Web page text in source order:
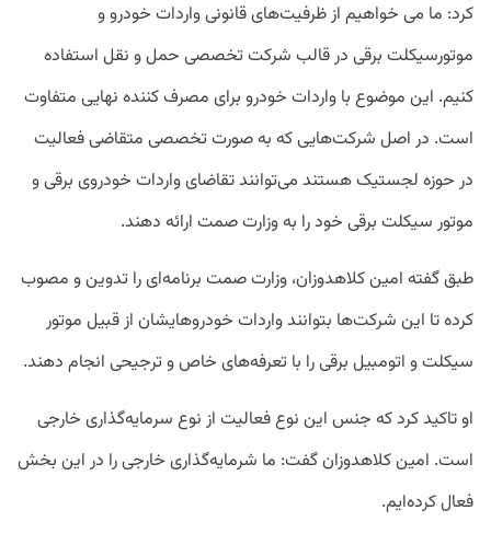
کرد: ما می خواهیم از ظرفیت‌های قانونی واردات خودرو و
موتورسیکلت برقی در قالب شرکت تخصصی حمل و نقل استفاده
کنیم. این موضوع با واردات خودرو برای مصرف کننده نهایی متفاوت
است. در اصل شرکت‌هایی که به صورت تخصصی متقاضی فعالیت
در حوزه لجستیک هستند می‌توانند تقاضای واردات خودروی برقی و
موتور سیکلت برقی خود را به وزارت صمت ارائه دهند.
طبق گفته امین کلاهدوزان، وزارت صمت برنامه‌‌ای را تدوین و مصوب
کرده تا این شرکت‌ها بتوانند واردات خودروهایشان از قبیل موتور
سیکلت و اتومبیل برقی را با تعرفه‌های خاص و ترجیحی انجام دهند.
او تاکید کرد که جنس این نوع فعالیت از نوع سرمایه‌گذاری خارجی
است. امین کلاهدوزان گفت: ما شرمایه‌گذاری خارجی را در این بخش
فعال کرده‌ایم.